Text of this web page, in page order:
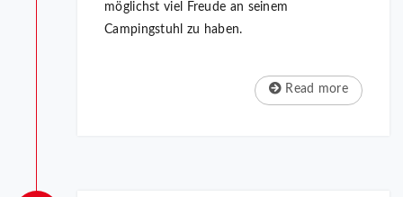
möglichst viel Freude an seinem
Campingstuhl zu haben.
Read more